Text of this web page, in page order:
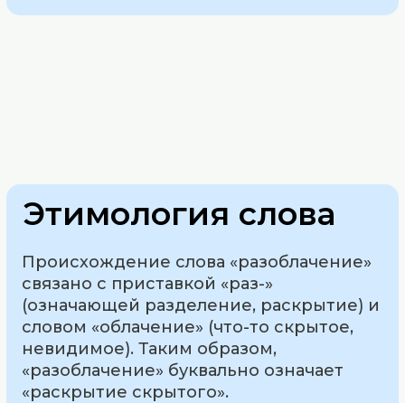
Этимология слова
Происхождение слова «разоблачение»
связано с приставкой «раз-»
(означающей разделение, раскрытие) и
словом «облачение» (что-то скрытое,
невидимое). Таким образом,
«разоблачение» буквально означает
«раскрытие скрытого».